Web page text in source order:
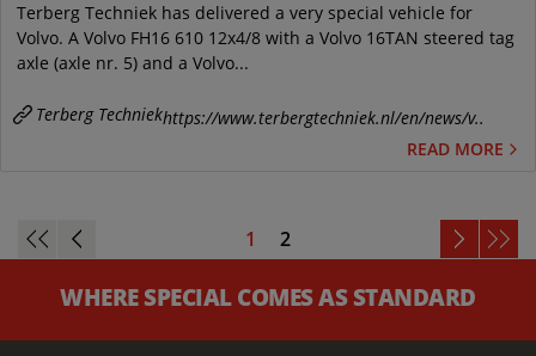
Terberg Techniek has delivered a very special vehicle for
Volvo. A Volvo FH16 610 12x4/8 with a Volvo 16TAN steered tag
axle (axle nr. 5) and a Volvo...
Terberg Techniekhttps://www.terbergtechniek.nl/en/news/v..
READ MORE
1 2
WHERE SPECIAL COMES AS STANDARD